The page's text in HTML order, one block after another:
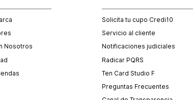
Nosotros
Solicita tu cupo Credi10
Servicio al cliente
Notificaciones judiciales
Radicar PQRS
Ten Card Studio F
Preguntas Frecuentes